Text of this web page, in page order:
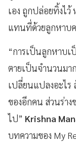
เอง ถูกปล่อยทิ้งไว้
แทนที่ด้วยลูกหาบ
“การเป็นลูกหาบ
ตายเป็นจำนวนมา
เปลี่ยนแปลงอะไร
ของอีกคน ส่วนร่าง
ไป” Krishna
บทความของ My